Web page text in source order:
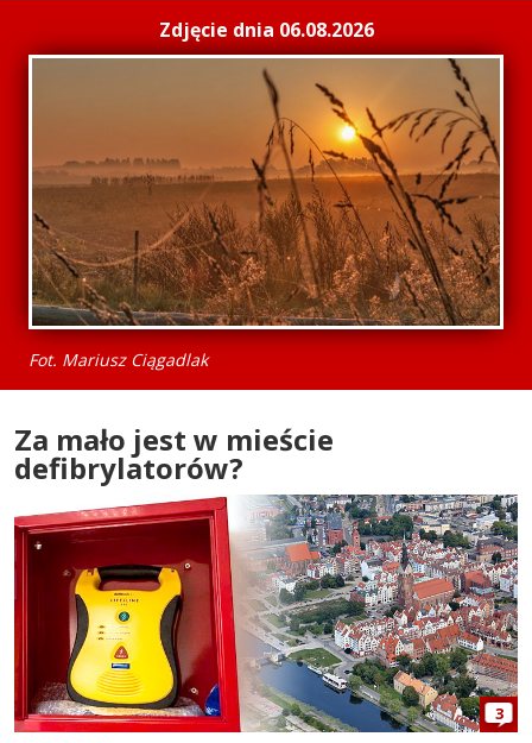
Zdjęcie dnia 06.08.2026
Fot. Mariusz Ciągadlak
Za mało jest w mieście
defibrylatorów?
3